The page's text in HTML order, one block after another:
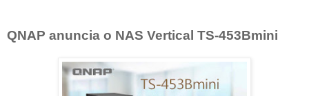
QNAP anuncia o NAS Vertical TS-453Bmini